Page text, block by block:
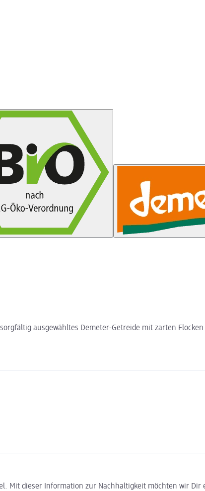
ausgewähltes Demeter-Getreide mit zarten
Mit dieser Information zur Nachhaltigkeit möchten wir